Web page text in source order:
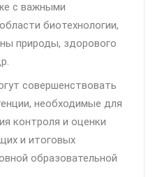
с важными
биотехнологии,
природы, здорового
совершенствовать
необходимые для
контроля и оценки
и итоговых
образовательной